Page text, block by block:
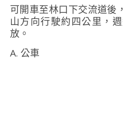
可開車至林口下交流道後
山方向行駛約四公里，
放。
A. 公車